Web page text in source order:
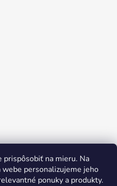
prispôsobiť na mieru. Na
webe personalizujeme jeho
ponuky a produkty.